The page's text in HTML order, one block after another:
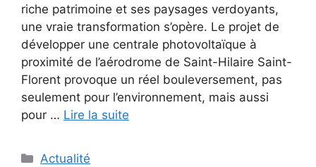
riche patrimoine et ses paysages verdoyants,
une vraie transformation s’opère. Le projet de
développer une centrale photovoltaïque à
proximité de l’aérodrome de Saint-Hilaire Saint-
Florent provoque un réel bouleversement, pas
seulement pour l’environnement, mais aussi
pour … Lire la suite
Catégories
Actualité